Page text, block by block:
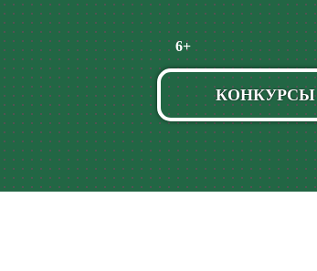
6+
Пропустить
навигацию
КОНКУРСЫ